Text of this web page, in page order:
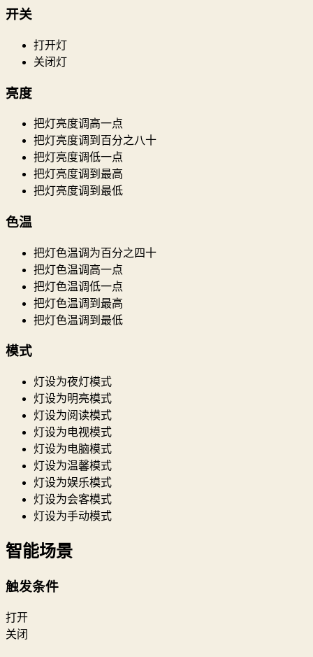
开关
打开灯
关闭灯
亮度
把灯亮度调高一点
把灯亮度调到百分之八十
把灯亮度调低一点
把灯亮度调到最高
把灯亮度调到最低
色温
把灯色温调为百分之四十
把灯色温调高一点
把灯色温调低一点
把灯色温调到最高
把灯色温调到最低
模式
灯设为夜灯模式
灯设为明亮模式
灯设为阅读模式
灯设为电视模式
灯设为电脑模式
灯设为温馨模式
灯设为娱乐模式
灯设为会客模式
灯设为手动模式
智能场景
触发条件
打开
关闭